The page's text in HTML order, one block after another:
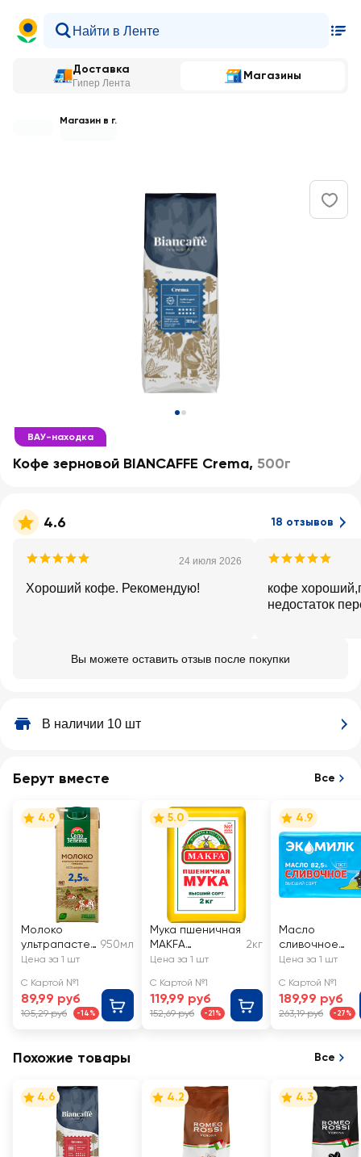
Доставка
Гипер Лента
Магазины
Магазин в г.
ВАУ-находка
Кофе зерновой BIANCAFFE Crema, 500г
4.6 18 отзывов
24 июля 2026
Хороший кофе. Рекомендую!
кофе
недостаток
Вы можете оставить отзыв после покупки
В наличии 10 шт
Берут вместе Все
4.9
Молоко
ультрапастер
изованное
ЗЕЛЕНОЕ 2,5%,
без змж
950мл
Цена за 1 шт
С Картой №1
89,99 руб
105,29 руб -14%
5.0
Мука пшеничная
MAKFA
хлебопекарная
2кг
Цена за 1 шт
С Картой №1
119,99 руб
152,69 руб -21%
4.9
Масло
сливочное
ЭКОМИЛК
сорт, без змж
Цена за 1 шт
С Картой №1
189,99 руб
263,19 руб -27%
Похожие товары Все
4.6 4.2 4.3